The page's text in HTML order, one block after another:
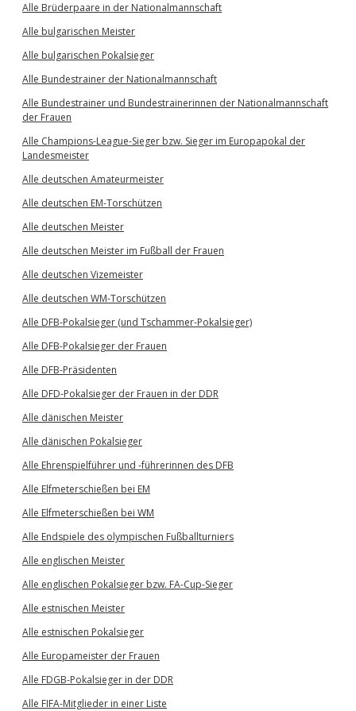
Alle Brüderpaare in der Nationalmannschaft
Alle bulgarischen Meister
Alle bulgarischen Pokalsieger
Alle Bundestrainer der Nationalmannschaft
Alle Bundestrainer und Bundestrainerinnen der Nationalmannschaft
der Frauen
Alle Champions-League-Sieger bzw. Sieger im Europapokal der
Landesmeister
Alle deutschen Amateurmeister
Alle deutschen EM-Torschützen
Alle deutschen Meister
Alle deutschen Meister im Fußball der Frauen
Alle deutschen Vizemeister
Alle deutschen WM-Torschützen
Alle DFB-Pokalsieger (und Tschammer-Pokalsieger)
Alle DFB-Pokalsieger der Frauen
Alle DFB-Präsidenten
Alle DFD-Pokalsieger der Frauen in der DDR
Alle dänischen Meister
Alle dänischen Pokalsieger
Alle Ehrenspielführer und -führerinnen des DFB
Alle Elfmeterschießen bei EM
Alle Elfmeterschießen bei WM
Alle Endspiele des olympischen Fußballturniers
Alle englischen Meister
Alle englischen Pokalsieger bzw. FA-Cup-Sieger
Alle estnischen Meister
Alle estnischen Pokalsieger
Alle Europameister der Frauen
Alle FDGB-Pokalsieger in der DDR
Alle FIFA-Mitglieder in einer Liste